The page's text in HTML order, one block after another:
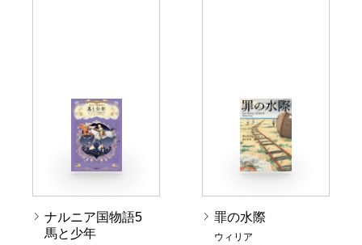
ナルニア国物語5
馬と少年
罪の水際
ウィリア